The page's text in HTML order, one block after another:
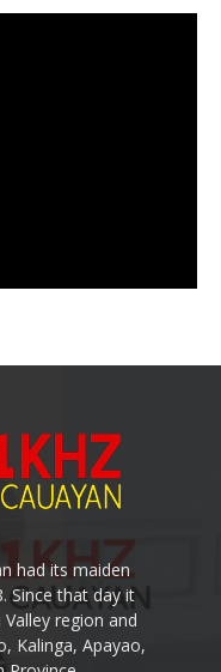
had its maiden
Since that day it
region and
Kalinga, Apayao,